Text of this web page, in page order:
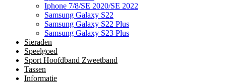
Iphone 7/8/SE 2020/SE 2022
Samsung Galaxy S22
Samsung Galaxy S22 Plus
Samsung Galaxy S23 Plus
Sieraden
Speelgoed
Sport Hoofdband Zweetband
Tassen
Informatie